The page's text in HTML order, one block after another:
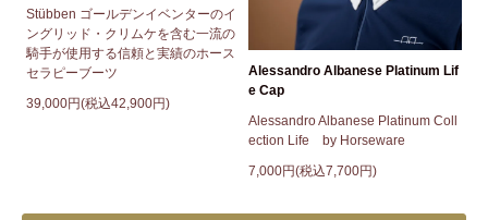
Stübben ゴールデンイベンターのイ
ングリッド・クリムケを含む一流の
騎手が使用する信頼と実績のホース
セラピーブーツ
39,000円(税込42,900円)
Alessandro Albanese Platinum Lif
e Cap
Alessandro Albanese Platinum Coll
ection Life by Horseware
7,000円(税込7,700円)